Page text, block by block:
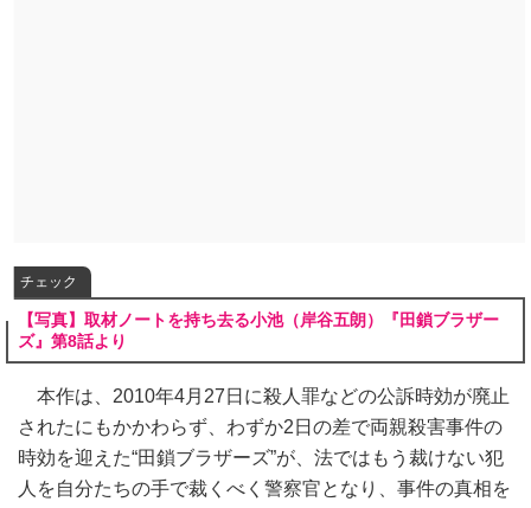
チェック
【写真】取材ノートを持ち去る小池（岸谷五朗）『田鎖ブラザー
ズ』第8話より
本作は、2010年4月27日に殺人罪などの公訴時効が廃止
されたにもかかわらず、わずか2日の差で両親殺害事件の
時効を迎えた“田鎖ブラザーズ”が、法ではもう裁けない犯
人を自分たちの手で裁くべく警察官となり、事件の真相を